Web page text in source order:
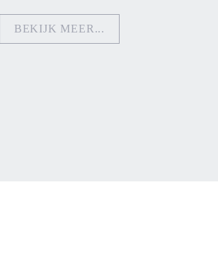
BEKIJK MEER...